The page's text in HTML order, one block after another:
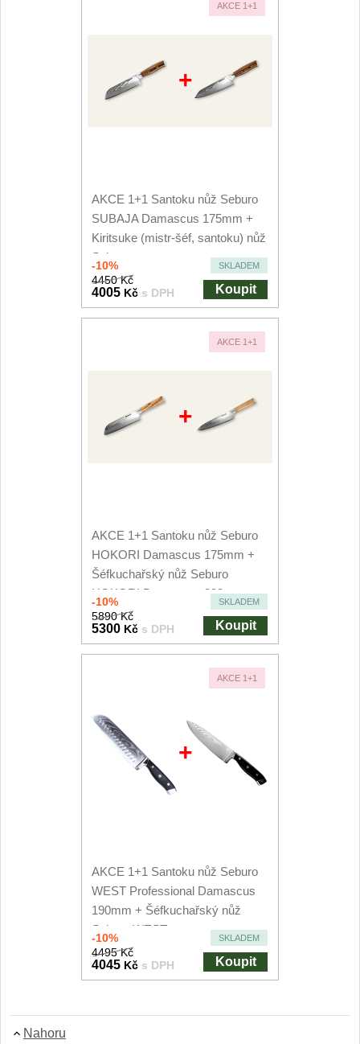
AKCE 1+1
+
AKCE 1+1 Santoku nůž Seburo
SUBAJA Damascus 175mm +
Kiritsuke (mistr-šéf, santoku) nůž
Seburo...
-10% SKLADEM
4450 Kč
4005 Kč s DPH Koupit
AKCE 1+1
+
AKCE 1+1 Santoku nůž Seburo
HOKORI Damascus 175mm +
Šéfkuchařský nůž Seburo
HOKORI Damascus 200mm
-10% SKLADEM
5890 Kč
5300 Kč s DPH Koupit
AKCE 1+1
+
AKCE 1+1 Santoku nůž Seburo
WEST Professional Damascus
190mm + Šéfkuchařský nůž
Seburo WEST...
-10% SKLADEM
4495 Kč
4045 Kč s DPH Koupit
Nahoru